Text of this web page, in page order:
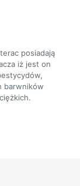
posiadają
iż jest on
barwników